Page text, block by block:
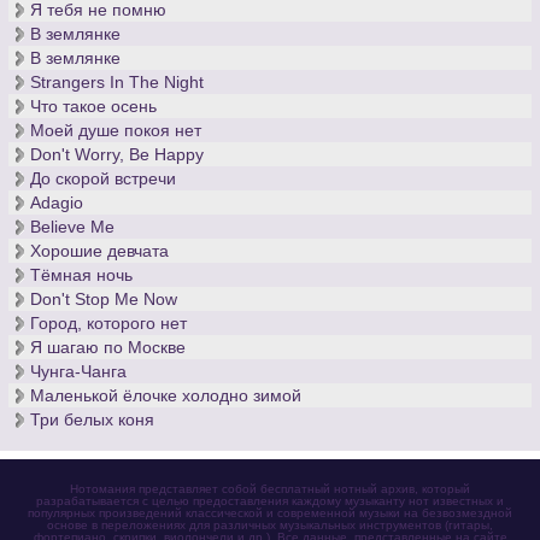
Я тебя не помню
В землянке
В землянке
Strangers In The Night
Что такое осень
Моей душе покоя нет
Don't Worry, Be Happy
До скорой встречи
Adagio
Believe Me
Хорошие девчата
Тёмная ночь
Don't Stop Me Now
Город, которого нет
Я шагаю по Москве
Чунга-Чанга
Маленькой ёлочке холодно зимой
Три белых коня
Нотомания представляет собой бесплатный нотный архив, который
разрабатывается с целью предоставления каждому музыканту нот известных и
популярных произведений классической и современной музыки на безвозмездной
основе в переложениях для различных музыкальных инструментов (гитары,
фортепиано, скрипки, виолончели и др.). Все данные, представленные на сайте